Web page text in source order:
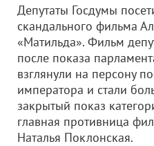
Депутаты Госдумы
скандального фильма
«Матильда». Фильм
после показа
взглянули на персону
императора и стали
закрытый показ
главная противница
Наталья Поклонская.